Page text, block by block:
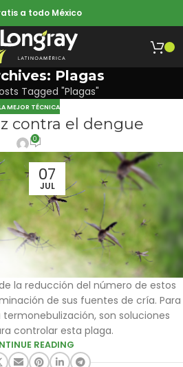
a todo México
Plagas
Tagged "Plagas"
MEJOR TÉCNICA
contra el dengue
0
07
JUL
la reducción del número de estos
de sus fuentes de cría. Para
termonebulización, son soluciones
controlar esta plaga.
READING